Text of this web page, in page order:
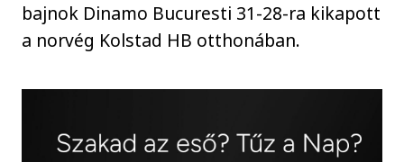
bajnok Dinamo Bucuresti 31-28-ra kikapott
a norvég Kolstad HB otthonában.